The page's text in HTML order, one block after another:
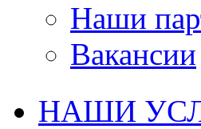
Наши
Вакансии
НАШИ